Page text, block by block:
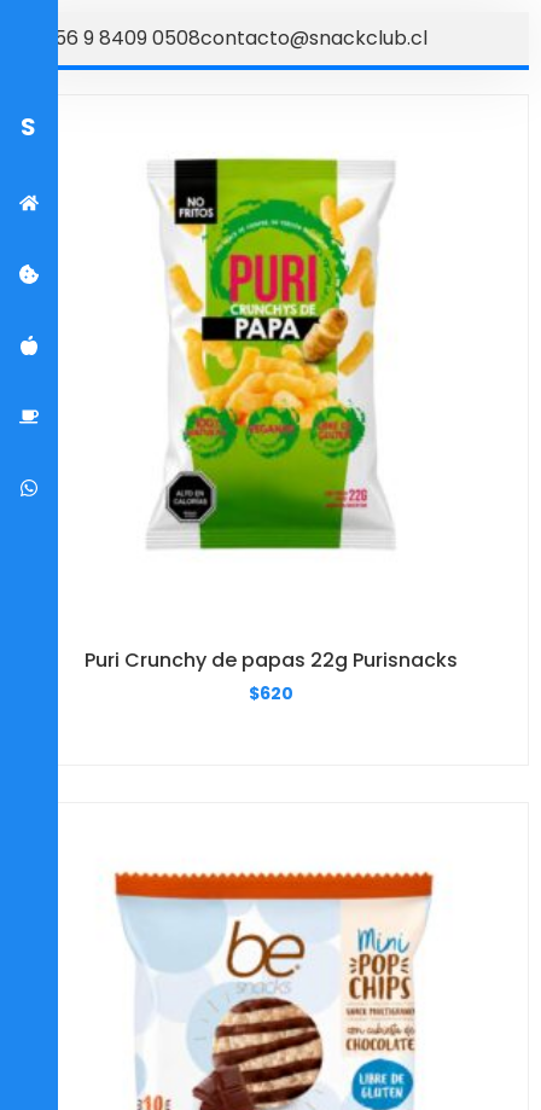
+56 9 8409 0508contacto@snackclub.cl
S
Puri Crunchy de papas 22g Purisnacks
$620